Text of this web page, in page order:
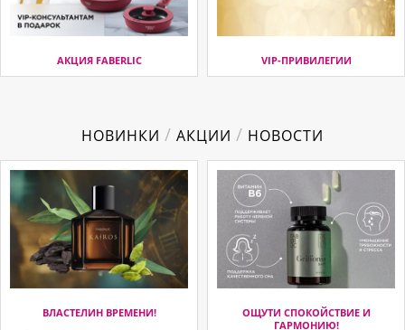
АКЦИЯ FABERLIC VIP-ПРИВИЛЕГИИ
НОВИНКИ / АКЦИИ / НОВОСТИ
ВЛАСТЕЛИН ВРЕМЕНИ!
ОЩУТИ СПОКОЙСТВИЕ И
ГАРМОНИЮ!